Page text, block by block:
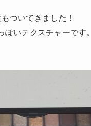
ついてきました！
いテクスチャーです。